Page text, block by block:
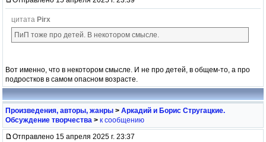
цитата Pirx
ПиП тоже про детей. В некотором смысле.
Вот именно, что в некотором смысле. И не про детей, в общем-то, а про
подростков в самом опасном возрасте.
Произведения, авторы, жанры > Аркадий и Борис Стругацкие.
Обсуждение творчества > к сообщению
Отправлено 15 апреля 2025 г. 23:37